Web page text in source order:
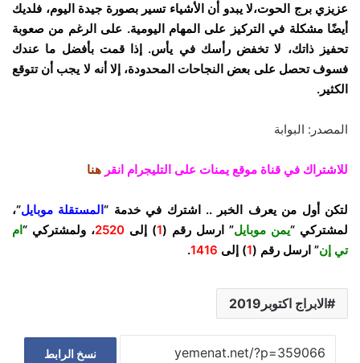
عزيزي برج الحوت،لا يبدو أن الأشياء تسير بصورة جيدة اليوم، فلديك
أيضًا مشكلة في التركيز على المهام اليومية. على الرغم من صعوبة
تحفيز ذاتك، لا تخفض رأسك في يأس. إذا قمت بأفضل ما عندك
فسوف تحصل على بعض النجاحات المحدودة، إلا أنه لا يجب أن تتوقع
الكثير.
المصدر: البوابة
للاشتراك في قناة موقع يمنات على التليجرام انقر هنا
لتكن أول من يعرف الخبر .. اشترك في خدمة “المستقلة موبايل“،
لمشتركي “يمن موبايل” ارسل رقم (1) إلى 2520، ولمشتركي “ام
تي إن” ارسل رقم (1) إلى 1416
.
الابراج اكتوبر2019
نسخ الرابط